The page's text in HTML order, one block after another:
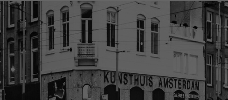
Nieuwstraat 35
2312 KA Leiden
+31(0)71 – 52 84 480
info@kunsthuisleiden.nl
Lees meer